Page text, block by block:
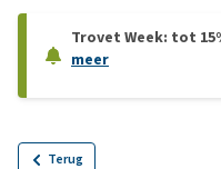
Trovet Week: tot
meer
Terug